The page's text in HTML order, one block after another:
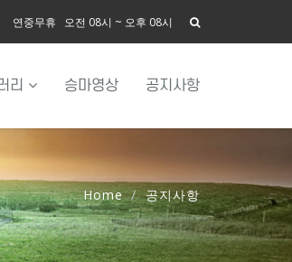
연중무휴 오전 08시 ~ 오후 08시
리 승마영상 공지사항
Home 공지사항